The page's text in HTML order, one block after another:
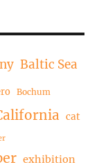
Baltic Sea
Bochum
cat
exhibition